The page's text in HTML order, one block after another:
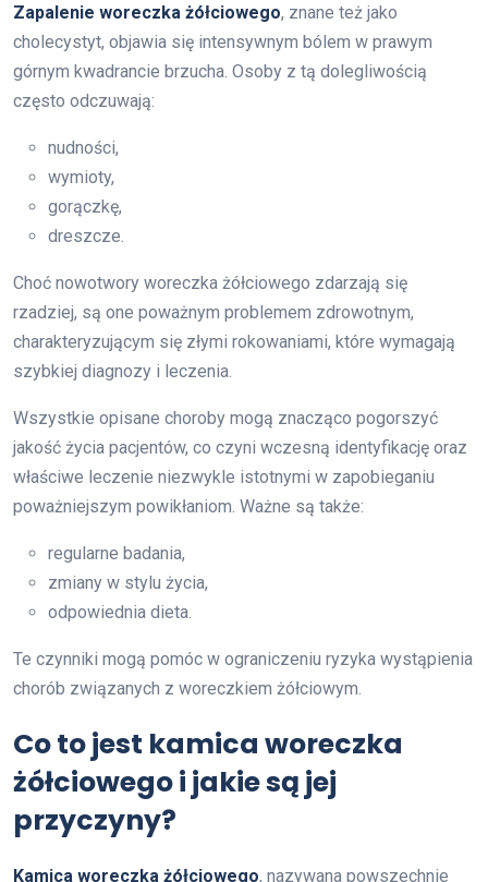
Zapalenie woreczka żółciowego, znane też jako
cholecystyt, objawia się intensywnym bólem w prawym
górnym kwadrancie brzucha. Osoby z tą dolegliwością
często odczuwają:
nudności,
wymioty,
gorączkę,
dreszcze.
Choć nowotwory woreczka żółciowego zdarzają się
rzadziej, są one poważnym problemem zdrowotnym,
charakteryzującym się złymi rokowaniami, które wymagają
szybkiej diagnozy i leczenia.
Wszystkie opisane choroby mogą znacząco pogorszyć
jakość życia pacjentów, co czyni wczesną identyfikację oraz
właściwe leczenie niezwykle istotnymi w zapobieganiu
poważniejszym powikłaniom. Ważne są także:
regularne badania,
zmiany w stylu życia,
odpowiednia dieta.
Te czynniki mogą pomóc w ograniczeniu ryzyka wystąpienia
chorób związanych z woreczkiem żółciowym.
Co to jest kamica woreczka
żółciowego i jakie są jej
przyczyny?
Kamica woreczka żółciowego, nazywana powszechnie